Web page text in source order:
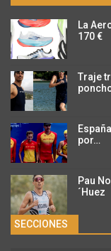
La
170 €
Traje
por…
Pau
´Huez
SECCIONES